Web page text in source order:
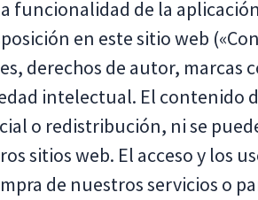
funcionalidad de la
en este sitio web
derechos de autor, marcas
intelectual. El contenido
o redistribución, ni se
sitios web. El acceso y los
de nuestros servicios o